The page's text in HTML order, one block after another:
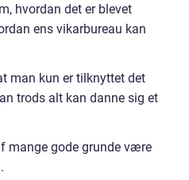
hvordan det er blevet
ens vikarbureau kan
man kun er tilknyttet det
trods alt kan danne sig et
mange gode grunde være
.